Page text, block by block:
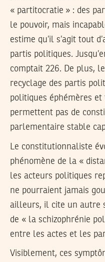
« partitocratie » : des
le pouvoir, mais
estime qu’il s’agit tout
partis politiques.
comptait 226. De plus,
recyclage des partis
politiques éphémères
permettent pas de
parlementaire stable
Le constitutionnaliste
phénomène de la «
les acteurs politiques
ne pourraient jamais
ailleurs, il cite un autre
de « la schizophrénie
entre les actes et les
Visiblement, ces